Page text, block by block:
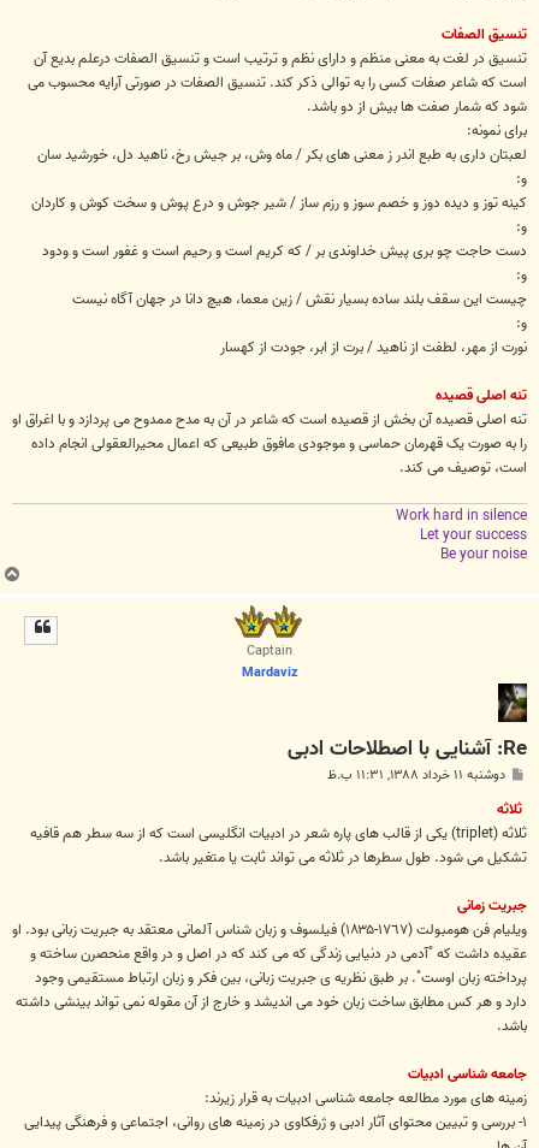
تنسیق الصفات
تنسیق در لغت به معنی منظم و دارای نظم و ترتیب است و تنسیق الصفات درعلم بدیع آن
است که شاعر صفات کسی را به توالی ذکر کند. تنسیق الصفات در صورتی آرایه محسوب می
شود که شمار صفت ها بیش از دو باشد.
برای نمونه:
لعبتان داری به طبع اندر ز معنی های بکر / ماه وش، بر جیش رخ، ناهید دل، خورشید سان
و:
کینه توز و دیده دوز و خصم سوز و رزم ساز / شیر جوش و درع پوش و سخت کوش و کاردان
و:
دست حاجت چو بری پیش خداوندی بر / که کریم است و رحیم است و غفور است و ودود
و:
چیست این سقف بلند ساده بسیار نقش / زین معما، هیچ دانا در جهان آگاه نیست
و:
نورت از مهر، لطفت از ناهید / برت از ابر، جودت از کهسار
تنه اصلی قصیده
تنه اصلی قصیده آن بخش از قصیده است که شاعر در آن به مدح ممدوح می پردازد و با اغراق او
را به صورت یک قهرمان حماسی و موجودی مافوق طبیعی که اعمال محیرالعقولی انجام داده
است، توصیف می کند.
Work hard in silence
Let your success
Be your noise
Captain
Mardaviz
Re: آشنایی با اصطلاحات ادبی
ت
دوشنبه ۱۱ خرداد ۱۳۸۸, ۱۱:۳۱ ب.ظ
ثلاثه
ثلاثه (triplet) یکی از قالب های پاره شعر در ادبیات انگلیسی است که از سه سطر هم قافیه
تشکیل می شود. طول سطرها در ثلاثه می تواند ثابت یا متغیر باشد.
جبریت زمانی
ویلیام فن هومبولت (١۷٦۷-١٨۳۵) فیلسوف و زبان شناس آلمانی معتقد به جبریت زبانی بود. او
عقیده داشت که "آدمی در دنیایی زندگی که می کند که در اصل و در واقع منحصرن ساخته و
پرداخته زبان اوست". بر طبق نظریه ی جبریت زبانی، بین فکر و زبان ارتباط مستقیمی وجود
دارد و هر کس مطابق ساخت زبان خود می اندیشد و خارج از آن مقوله نمی تواند بینشی داشته
باشد.
جامعه شناسی ادبیات
زمینه های مورد مطالعه جامعه شناسی ادبیات به قرار زیرند:
١- بررسی و تبیین محتوای آثار ادبی و ژرفکاوی در زمینه های روانی، اجتماعی و فرهنگی پیدایی